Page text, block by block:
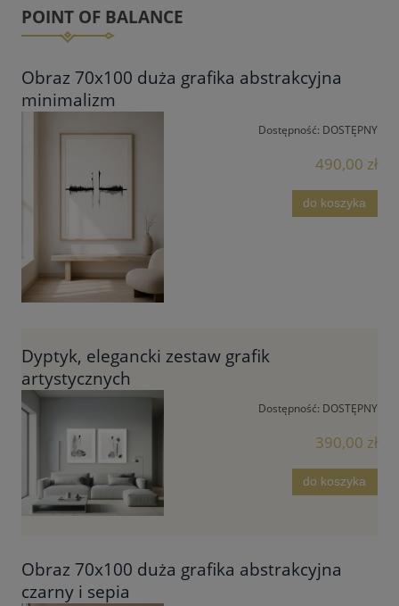
POINT OF BALANCE
Obraz 70x100 duża grafika abstrakcyjna
minimalizm
Dostępność: DOSTĘPNY
490,00 zł
do koszyka
Dyptyk, elegancki zestaw grafik
artystycznych
Dostępność: DOSTĘPNY
390,00 zł
do koszyka
Obraz 70x100 duża grafika abstrakcyjna
czarny i sepia